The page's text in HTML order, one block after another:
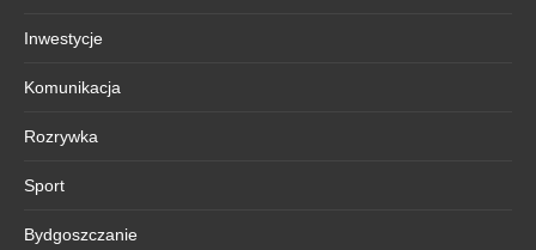
Inwestycje
Komunikacja
Rozrywka
Sport
Bydgoszczanie